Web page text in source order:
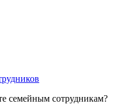
семейным сотрудникам?